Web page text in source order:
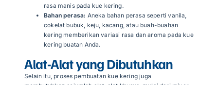
rasa manis pada kue kering.
Bahan perasa: Aneka bahan perasa seperti vanila,
cokelat bubuk, keju, kacang, atau buah-buahan
kering memberikan variasi rasa dan aroma pada kue
kering buatan Anda.
Alat-Alat yang Dibutuhkan
Selain itu, proses pembuatan kue kering juga